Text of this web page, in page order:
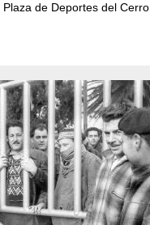
Plaza de Deportes del Cerro.